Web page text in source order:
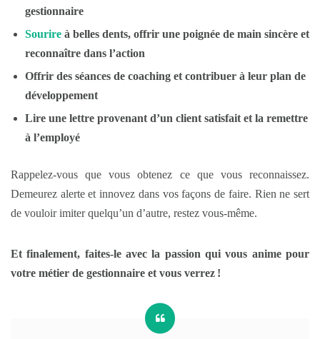
gestionnaire
Sourire à belles dents, offrir une poignée de main sincère et
reconnaître dans l’action
Offrir des séances de coaching et contribuer à leur plan de
développement
Lire une lettre provenant d’un client satisfait et la remettre
à l’employé
Rappelez-vous que vous obtenez ce que vous reconnaissez.
Demeurez alerte et innovez dans vos façons de faire. Rien ne sert
de vouloir imiter quelqu’un d’autre, restez vous-même.
Et finalement, faites-le avec la passion qui vous anime pour
votre métier de gestionnaire et vous verrez !